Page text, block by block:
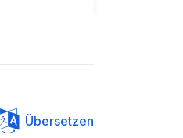
Übersetzen